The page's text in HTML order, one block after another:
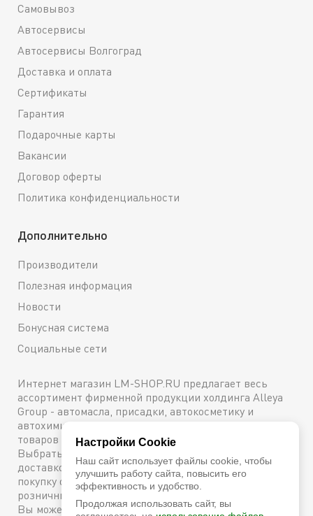
Самовывоз
Автосервисы
Автосервисы Волгоград
Доставка и оплата
Сертификаты
Гарантия
Подарочные карты
Вакансии
Договор оферты
Политика конфиденциальности
Дополнительно
Производители
Полезная информация
Новости
Бонусная система
Социальные сети
Интернет магазин LM-SHOP.RU предлагает весь
ассортимент фирменной продукции холдинга Alleya
Group - автомасла, присадки, автокосметику и
автохимию. Каталог содержит подробное описание
товаров с техническими характеристиками и ценами.
Выбрать и купить оригинальную продукцию с
доставкой по Москве можно сейчас же, оформив
покупку онлайн, либо посетив один из наших
розничных магазинов. Более подробную информацию
Вы можете получить по телефону+7 (800) 600-48-38
Настройки Cookie
Наш сайт использует файлы cookie, чтобы
улучшить работу сайта, повысить его
эффективность и удобство.
Продолжая использовать сайт, вы